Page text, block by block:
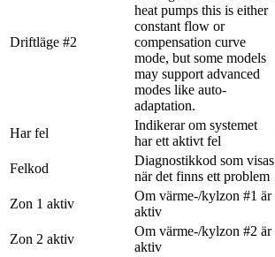
Driftläge #2
heat pumps this is either
constant flow or
compensation curve
mode, but some models
may support advanced
modes like auto-
adaptation.
Har fel
Indikerar om systemet
har ett aktivt fel
Felkod
Diagnostikkod som visas
när det finns ett problem
Zon 1 aktiv
Om värme-/kylzon #1 är
aktiv
Zon 2 aktiv
Om värme-/kylzon #2 är
aktiv